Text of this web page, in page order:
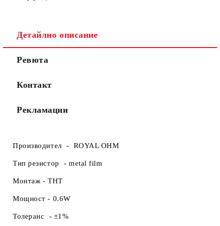
Съгласен съм с
Ние ще се свържем с вас в рамките на работния ден.
Детайлно описание
Ревюта
Контакт
Рекламации
Производител - ROYAL OHM
Тип резистор - metal film
Монтаж -THT
Мощност - 0.6W
Толеранс - ±1%